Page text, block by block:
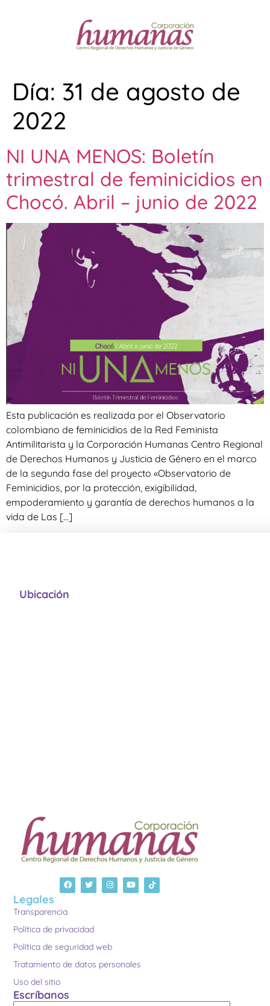
Día: 31 de agosto de
2022
NI UNA MENOS: Boletín
trimestral de feminicidios en
Chocó. Abril – junio de 2022
Esta publicación es realizada por el Observatorio
colombiano de feminicidios de la Red Feminista
Antimilitarista y la Corporación Humanas Centro Regional
de Derechos Humanos y Justicia de Género en el marco
de la segunda fase del proyecto «Observatorio de
Feminicidios, por la protección, exigibilidad,
empoderamiento y garantía de derechos humanos a la
vida de Las […]
Legales
Transparencia
Política de privacidad
Política de seguridad web
Tratamiento de datos personales
Uso del sitio
Escríbanos
Ubicación